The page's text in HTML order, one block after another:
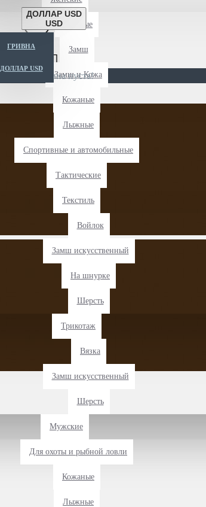
ДОЛЛАР USD
USD
ГРИВНА
ДОЛЛАР USD
Длиные
Замш
Замш и Кожа
Кожаные
Лыжные
Спортивные и автомобильные
Тактические
Текстиль
Войлок
Замш искусственный
На шнурке
Шерсть
Трикотаж
Вязка
Замш искусственный
Шерсть
Мужские
Для охоты и рыбной ловли
Кожаные
Лыжные
Ваша корзина пуста!